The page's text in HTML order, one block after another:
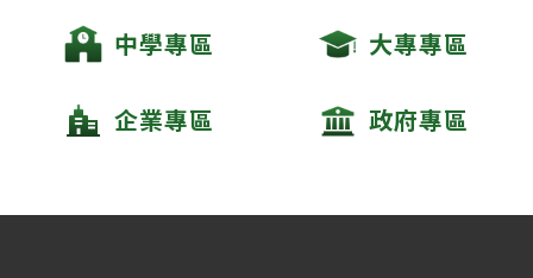
中學專區 大專專區
企業專區 政府專區